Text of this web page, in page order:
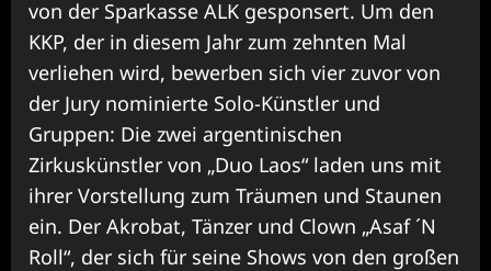
von der Sparkasse ALK gesponsert. Um den
KKP, der in diesem Jahr zum zehnten Mal
verliehen wird, bewerben sich vier zuvor von
der Jury nominierte Solo-Künstler und
Gruppen: Die zwei argentinischen
Zirkuskünstler von „Duo Laos“ laden uns mit
ihrer Vorstellung zum Träumen und Staunen
ein. Der Akrobat, Tänzer und Clown „Asaf ´N
Roll“, der sich für seine Shows von den großen